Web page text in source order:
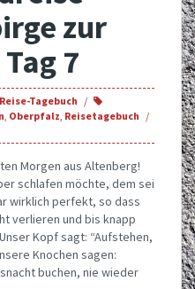
zur
7
Reise-Tagebuch
Oberpfalz Reisetagebuch
Morgen aus Altenberg!
schlafen möchte, dem sei
wirklich perfekt, so dass
verlieren und bis knapp
Kopf sagt: “Aufstehen,
Knochen sagen:
buchen, nie wieder